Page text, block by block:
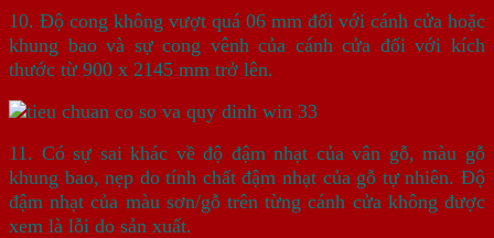
10. Độ cong không vượt quá 06 mm đối với cánh cửa hoặc
khung bao và sự cong vênh của cánh cửa đối với kích
thước từ 900 x 2145 mm trở lên.
11. Có sự sai khác về độ đậm nhạt của vân gỗ, màu gỗ
khung bao, nẹp do tính chất đậm nhạt của gỗ tự nhiên. Độ
đậm nhạt của màu sơn/gỗ trên từng cánh cửa không được
xem là lỗi do sản xuất.